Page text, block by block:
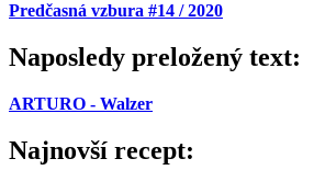
Predčasná vzbura #14 / 2020
Naposledy preložený text:
ARTURO - Walzer
Najnovší recept: